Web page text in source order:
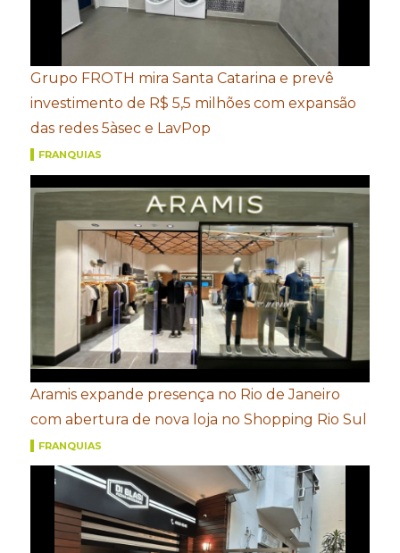
Grupo FROTH mira Santa Catarina e prevê
investimento de R$ 5,5 milhões com expansão
das redes 5àsec e LavPop
FRANQUIAS
Aramis expande presença no Rio de Janeiro
com abertura de nova loja no Shopping Rio Sul
FRANQUIAS